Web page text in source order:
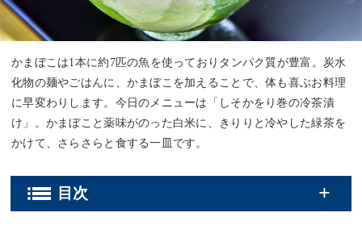
かまぼこは1本に約7匹の魚を使っておりタンパク質が豊富。炭水
化物の麺やごはんに、かまぼこを加えることで、体も喜ぶお料理
に早変わりします。今日のメニューは「しそかをり巻の冷茶漬
け」。かまぼこと薬味がのった白米に、きりりと冷やした緑茶を
かけて、さらさらと食する一皿です。